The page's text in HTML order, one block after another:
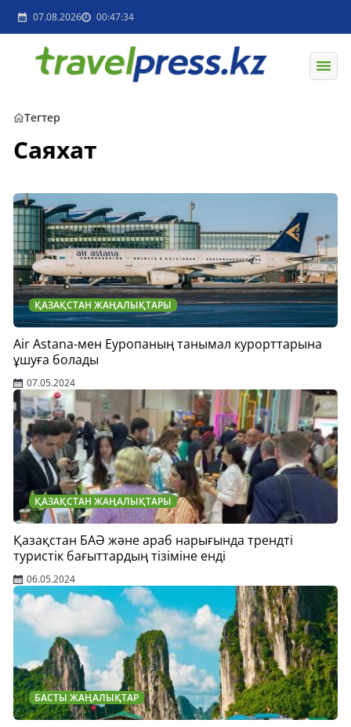
07.08.2026 00:47:34
Тегтер
Саяхат
ҚАЗАҚСТАН ЖАҢАЛЫҚТАРЫ
Air Astana-мен Еуропаның танымал курорттарына
ұшуға болады
07.05.2024
ҚАЗАҚСТАН ЖАҢАЛЫҚТАРЫ
Қазақстан БАӘ және араб нарығында трендті
туристік бағыттардың тізіміне енді
06.05.2024
БАСТЫ ЖАҢАЛЫҚТАР